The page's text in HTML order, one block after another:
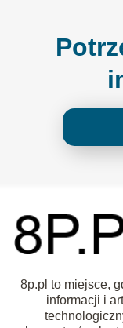
8p.pl to miejsce,
informacji i